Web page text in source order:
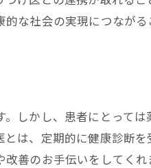
な社会の実現につながる
しかし、患者にとって
は、定期的に健康診断
善のお手伝いをしてく